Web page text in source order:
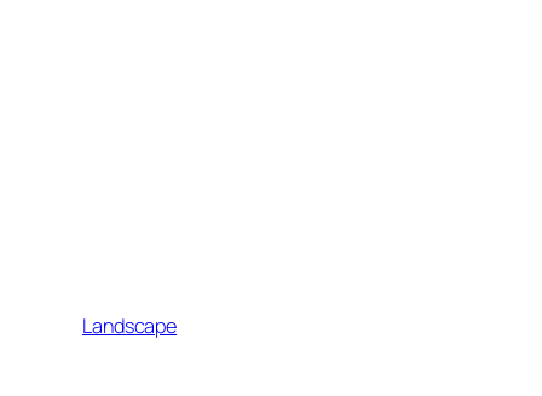
Landscape